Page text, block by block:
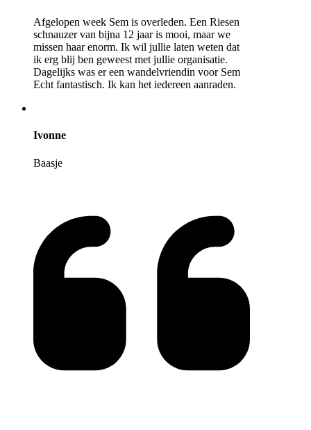
Afgelopen week Sem is overleden. Een Riesen
schnauzer van bijna 12 jaar is mooi, maar we
missen haar enorm. Ik wil jullie laten weten dat
ik erg blij ben geweest met jullie organisatie.
Dagelijks was er een wandelvriendin voor Sem
Echt fantastisch. Ik kan het iedereen aanraden.
Ivonne
Baasje